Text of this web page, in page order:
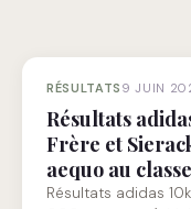
RÉSULTATS 9 JUIN
Résultats
Frère et
aequo au
Résultats adidas